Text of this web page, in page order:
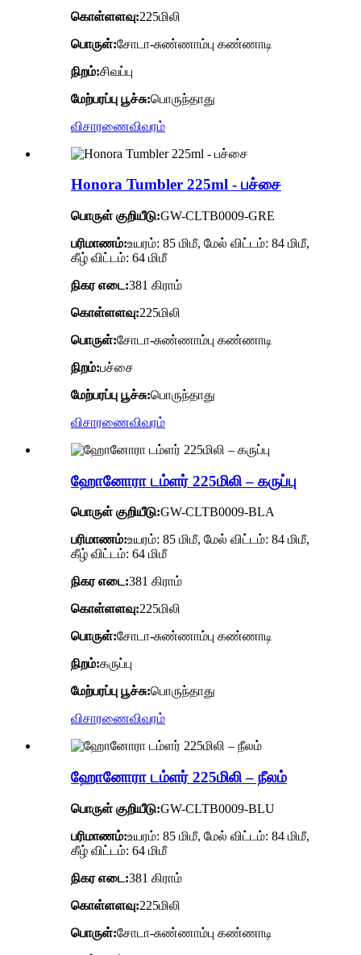
கொள்ளளவு:225மிலி
பொருள்:சோடா-சுண்ணாம்பு கண்ணாடி
நிறம்:சிவப்பு
மேற்பரப்பு பூச்சு:பொருந்தாது
விசாரணைவிவரம்
Honora Tumbler 225ml - பச்சை
பொருள் குறியீடு:GW-CLTB0009-GRE
பரிமாணம்:உயரம்: 85 மிமீ, மேல் விட்டம்: 84 மிமீ,
கீழ் விட்டம்: 64 மிமீ
நிகர எடை:381 கிராம்
கொள்ளளவு:225மிலி
பொருள்:சோடா-சுண்ணாம்பு கண்ணாடி
நிறம்:பச்சை
மேற்பரப்பு பூச்சு:பொருந்தாது
விசாரணைவிவரம்
ஹோனோரா டம்ளர் 225மிலி – கருப்பு
பொருள் குறியீடு:GW-CLTB0009-BLA
பரிமாணம்:உயரம்: 85 மிமீ, மேல் விட்டம்: 84 மிமீ,
கீழ் விட்டம்: 64 மிமீ
நிகர எடை:381 கிராம்
கொள்ளளவு:225மிலி
பொருள்:சோடா-சுண்ணாம்பு கண்ணாடி
நிறம்:கருப்பு
மேற்பரப்பு பூச்சு:பொருந்தாது
விசாரணைவிவரம்
ஹோனோரா டம்ளர் 225மிலி – நீலம்
பொருள் குறியீடு:GW-CLTB0009-BLU
பரிமாணம்:உயரம்: 85 மிமீ, மேல் விட்டம்: 84 மிமீ,
கீழ் விட்டம்: 64 மிமீ
நிகர எடை:381 கிராம்
கொள்ளளவு:225மிலி
பொருள்:சோடா-சுண்ணாம்பு கண்ணாடி